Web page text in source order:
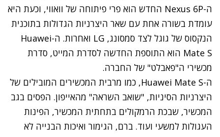
ה-Nexus 6P החדש הוא פרי פיתוחה של וואווי, וכעת היא
עומדת בשורה אחת עם שאר היצרניות הגדולות בתוכנית
הנקסוס של גוגל לצד סמסונג, LG ואחרות. ה-Huawei
Mate S הוא התוספת החדשה לסדרת המייט, סדרת
מכשירי ה"פאבלט" של החברה.
ה-Huawei Mate S, כמו מרבית המכשירים המובילים של
היצרניות הסיניות, "שואב השראה" מהאייפון. הפסים בגב
המכשיר, שבכת הרמקולים בתחתית המכשיר, הפינות
העגולות למשעי ועוד. ברם, הגימור ואיכות הבנייה לא